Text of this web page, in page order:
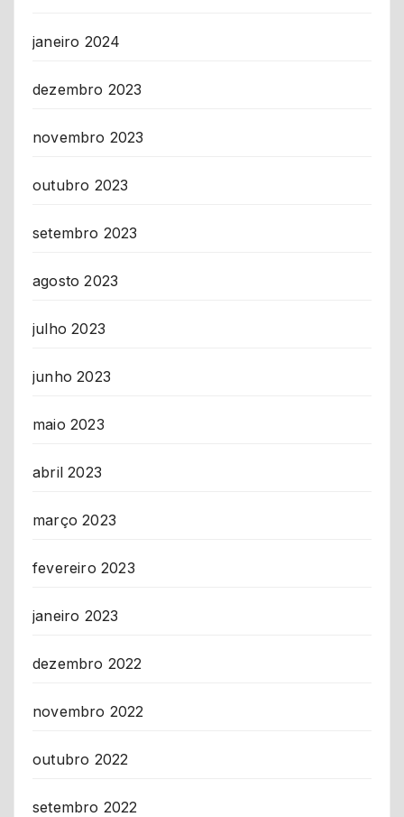
janeiro 2024
dezembro 2023
novembro 2023
outubro 2023
setembro 2023
agosto 2023
julho 2023
junho 2023
maio 2023
abril 2023
março 2023
fevereiro 2023
janeiro 2023
dezembro 2022
novembro 2022
outubro 2022
setembro 2022